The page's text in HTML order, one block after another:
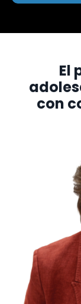
El
con